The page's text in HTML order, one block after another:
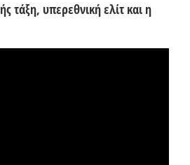
τάξη, υπερεθνική ελίτ και η